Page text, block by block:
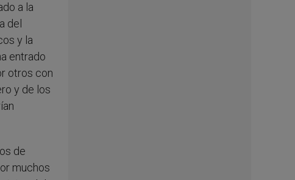
a la
del
y la
entrado
otros con
y de los
de
muchos